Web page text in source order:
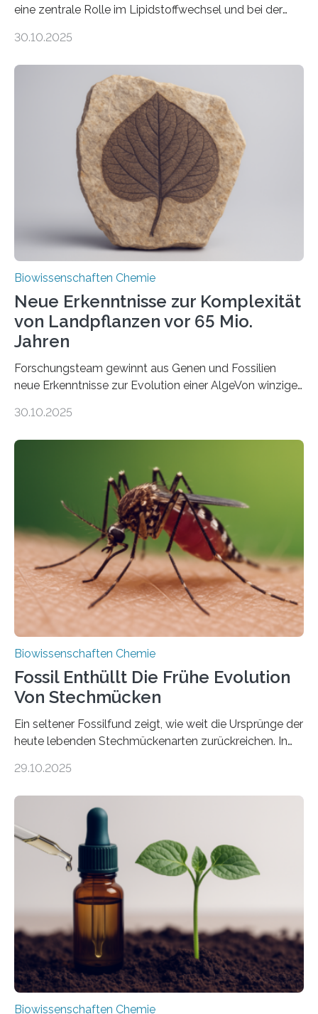
eine zentrale Rolle im Lipidstoffwechsel und bei der
erfüllen können, müssen zahlreiche Enzyme präzise in
der Ruhr-Universität Bochum um Prof. Dr. Ralf Erdmann
und Dr. Ismaila Francis Yusuf hat nun einen bislang
unbekannten Qualitätskontrollmechanismus des
peroxisomalen Proteintransports in der Bäckerhefe
Saccharomyces cerevisiae entdeckt, der für die
Funktionsfähigkeit der Organellen entscheidend ist. Die
Studie wurde am 28. Oktober 2025 in der
Fachzeitschrift…
30.10.2025
Biowissenschaften Chemie
Neue Erkenntnisse zur Komplexität
von Landpflanzen vor 65 Mio.
Jahren
Forschungsteam gewinnt aus Genen und Fossilien
neue Erkenntnisse zur Evolution einer AlgeVon winzigen
Landpflanzen zählen zu den komplexesten
Grünalgen, die vor Hunderten von Millionen Jahren
lebten. Unter den Vorfahren sticht eine Gruppe heraus,
die noch heute in der Natur vorkommt: die
Süßwasseralge Coleochaetophyceae. Einige Arten
dieser Gruppe bilden aus Zellfäden dichte Geflechte
mit scheibenförmiger Gestalt. Was auffällig ist: Die
nächsten…
30.10.2025
Biowissenschaften Chemie
Fossil Enthüllt Die Frühe Evolution
Von Stechmücken
Ein seltener Fossilfund zeigt, wie weit die Ursprünge der
heute lebenden Stechmückenarten zurückreichen. In
Forschende die bisher älteste bekannte Stechmücken-
Region Kachin in Myanmar und hat sich in
ausgezeichnetem Zustand erhalten. Es konnte als neue
Art einer neuen Gattung beschrieben werden und trägt
nun den Namen Cretosabethes primaevus. Dieser erste
fossile Nachweis einer Stechmückenlarve in Bernstein
stellt gleichzeitig den ersten Fossilfund einer
Mückenlarve aus dem Mesozoikum dar, denn…
29.10.2025
Biowissenschaften Chemie